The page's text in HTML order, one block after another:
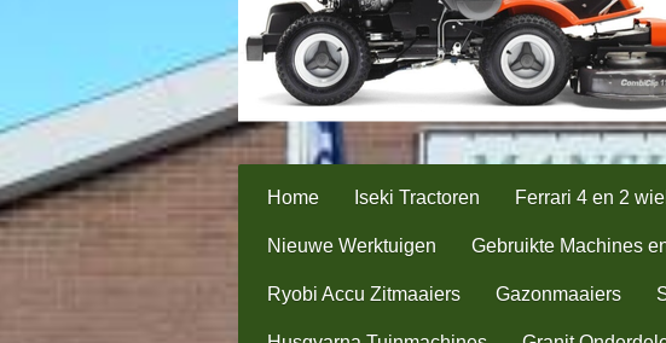
Home Iseki Tractoren Ferrari 4 en 2
Nieuwe Werktuigen Gebruikte Machines
Ryobi Accu Zitmaaiers Gazonmaaiers